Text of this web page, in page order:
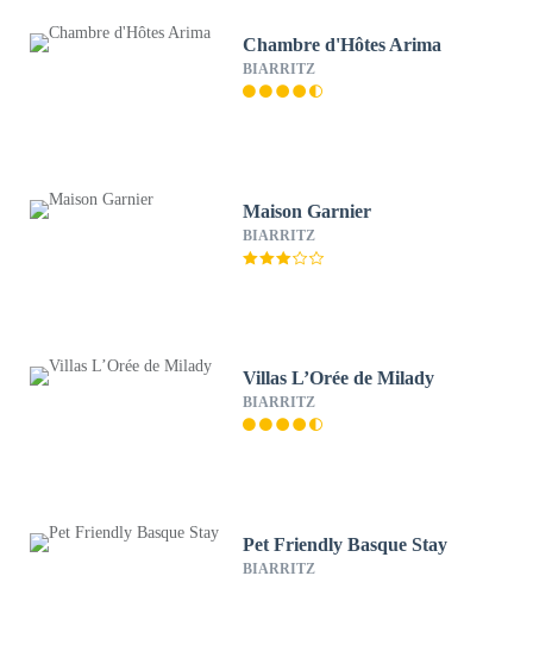
Chambre d'Hôtes Arima
BIARRITZ
Maison Garnier
BIARRITZ
Villas L’Orée de Milady
BIARRITZ
Pet Friendly Basque Stay
BIARRITZ